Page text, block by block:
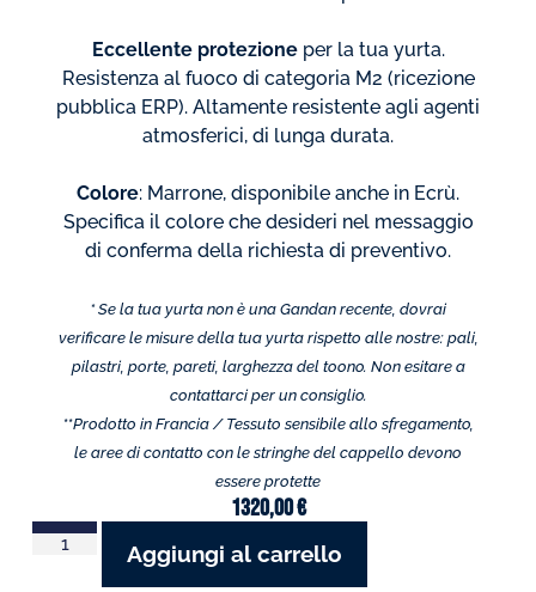
Eccellente protezioneper la tua yurta.
Resistenza al fuoco di categoria M2 (ricezione
pubblica ERP). Altamente resistente agli agenti
atmosferici, di lunga durata.
Colore: Marrone, disponibile anche in Ecrù.
Specifica il colore che desideri nel messaggio
di conferma della richiesta di preventivo.
* Se la tua yurta non è una Gandan recente, dovrai
verificare le misure della tua yurta rispetto alle nostre: pali,
pilastri, porte, pareti, larghezza del toono. Non esitare a
contattarci per un consiglio.
**Prodotto in Francia /Tessuto sensibile allo sfregamento,
le aree di contatto con le stringhe del cappello devono
essere protette
1320,00€
Aggiungi al carrello